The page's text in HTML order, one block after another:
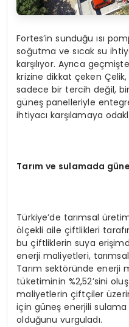
Fortes’in sunduğu ısı
soğutma ve sıcak su
karşılıyor. Ayrıca
krizine dikkat çeken Çelik,
sadece bir tercih değil,
güneş panelleriyle
ihtiyacı karşılamaya
Tarım ve sulamada
Türkiye’de tarımsal
ölçekli aile çiftlikleri
bu çiftliklerin suya
enerji maliyetleri,
Tarım sektöründe enerji
tüketiminin %2,52’sini
maliyetlerin çiftçiler
için güneş enerjili
olduğunu vurguladı.